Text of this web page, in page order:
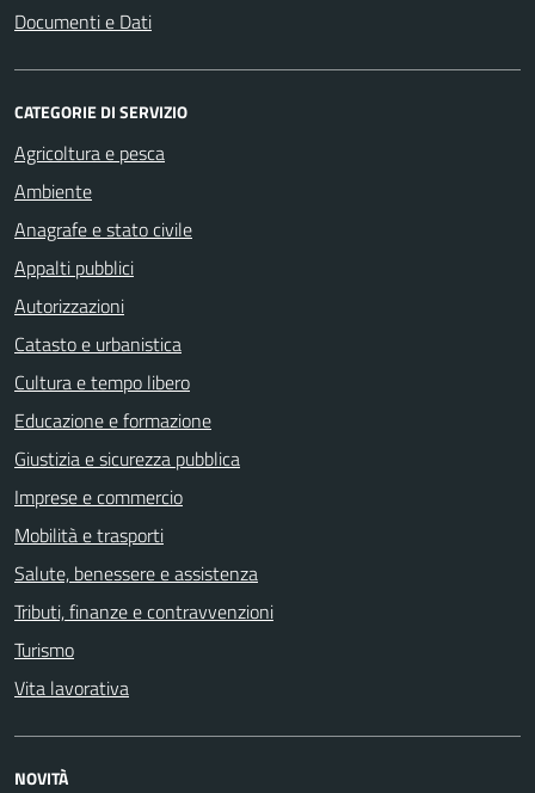
Documenti e Dati
CATEGORIE DI SERVIZIO
Agricoltura e pesca
Ambiente
Anagrafe e stato civile
Appalti pubblici
Autorizzazioni
Catasto e urbanistica
Cultura e tempo libero
Educazione e formazione
Giustizia e sicurezza pubblica
Imprese e commercio
Mobilità e trasporti
Salute, benessere e assistenza
Tributi, finanze e contravvenzioni
Turismo
Vita lavorativa
NOVITÀ